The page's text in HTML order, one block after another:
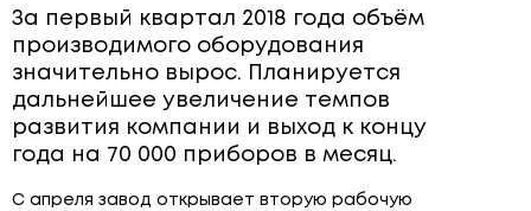
СЧЁТЧИКИ ТЕПЛА
СИСТЕМЫ ПЕРЕДАЧИ ДАННЫХ
ЩИТОВОЕ ОБОРУДОВАНИЕ
ПОВЕРОЧНЫЕ УСТАНОВКИ
За первый квартал 2018 года объём
производимого оборудования
значительно вырос. Планируется
дальнейшее увеличение темпов
развития компании и выход к концу
года на 70 000 приборов в месяц.
С апреля завод открывает вторую рабочую